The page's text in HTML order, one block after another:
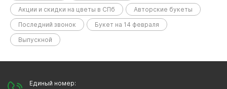
Акции и скидки на цветы в СПб
Авторские букеты
Последний звонок
Букет на 14 февраля
Выпускной
Единый номер: